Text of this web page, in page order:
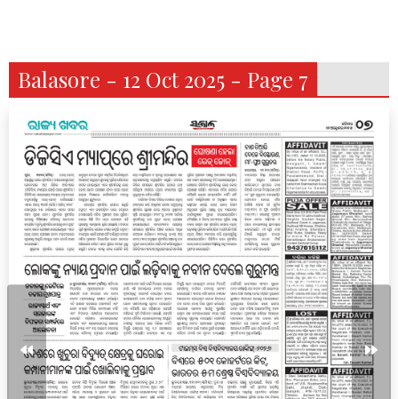
Balasore - 12 Oct 2025 - Page 7